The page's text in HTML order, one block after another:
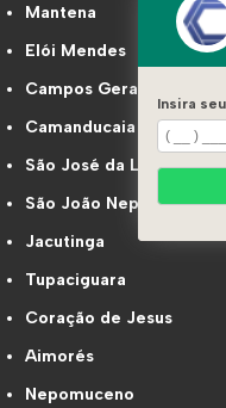
Mantena
Elói Mendes
Campos Gerais
Camanducaia
São José da Lapa
São João Nepomuceno
Jacutinga
Tupaciguara
Coração de Jesus
Aimorés
Nepomuceno
Insira